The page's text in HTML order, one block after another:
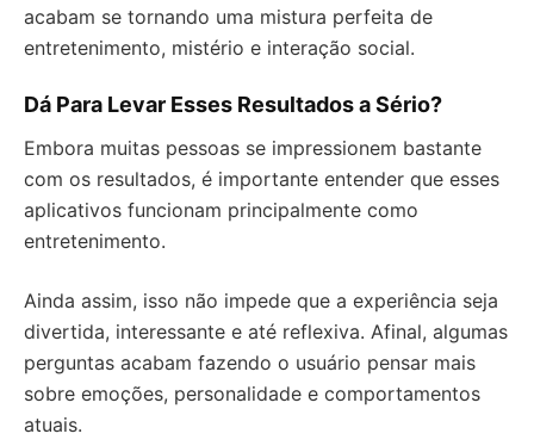
acabam se tornando uma mistura perfeita de
entretenimento, mistério e interação social.
Dá Para Levar Esses Resultados a Sério?
Embora muitas pessoas se impressionem bastante
com os resultados, é importante entender que esses
aplicativos funcionam principalmente como
entretenimento.
Ainda assim, isso não impede que a experiência seja
divertida, interessante e até reflexiva. Afinal, algumas
perguntas acabam fazendo o usuário pensar mais
sobre emoções, personalidade e comportamentos
atuais.